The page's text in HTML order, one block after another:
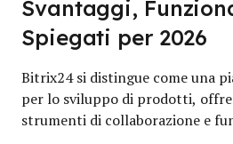
Svantaggi,
Spiegati per 2026
Bitrix24 si distingue come una
per lo sviluppo di prodotti,
strumenti di collaborazione e